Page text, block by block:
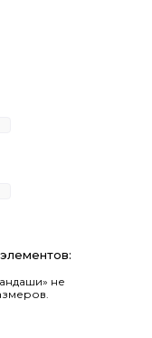
не